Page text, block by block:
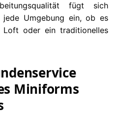
fügt sich
jede Umgebung ein, ob es
oder ein traditionelles
Miniforms